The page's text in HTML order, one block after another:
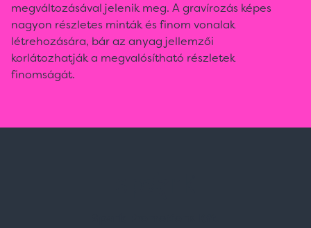
megváltozásával jelenik meg. A gravírozás képes
nagyon részletes minták és finom vonalak
létrehozására, bár az anyag jellemzői
korlátozhatják a megvalósítható részletek
finomságát.